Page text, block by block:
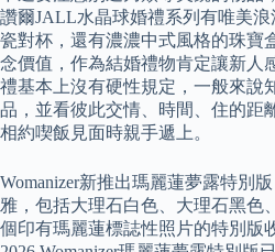
讚爾JALL水晶球婚禮系列有唯美
瓷對杯，還有濃濃中式風格的珠寶
念價值，作為結婚禮物肯定讓新人
禮基本上沒有硬性規定，一般來說
品，並看彼此交情、時間、住的距
相約喫飯見面時親手遞上。
Womanizer新推出瑪麗蓮夢露特別
雅，包括大理石白色、大理石黑色
個印有瑪麗蓮標誌性照片的特別版